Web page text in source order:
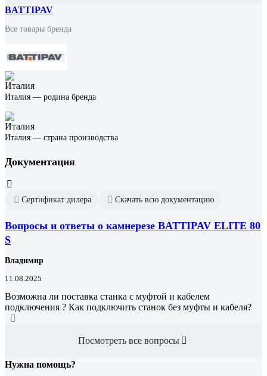
BATTIPAV
Все товары бренда
Италия — родина бренда
Италия — страна производства
Документация
Сертификат дилера Скачать всю документацию
Вопросы и ответы о камнерезе BATTIPAV ELITE 80
S
Владимир
11.08.2025
Возможна ли поставка станка с муфтой и кабелем
подключения ? Как подключить станок без муфты и кабеля?
Посмотреть все вопросы
Нужна помощь?